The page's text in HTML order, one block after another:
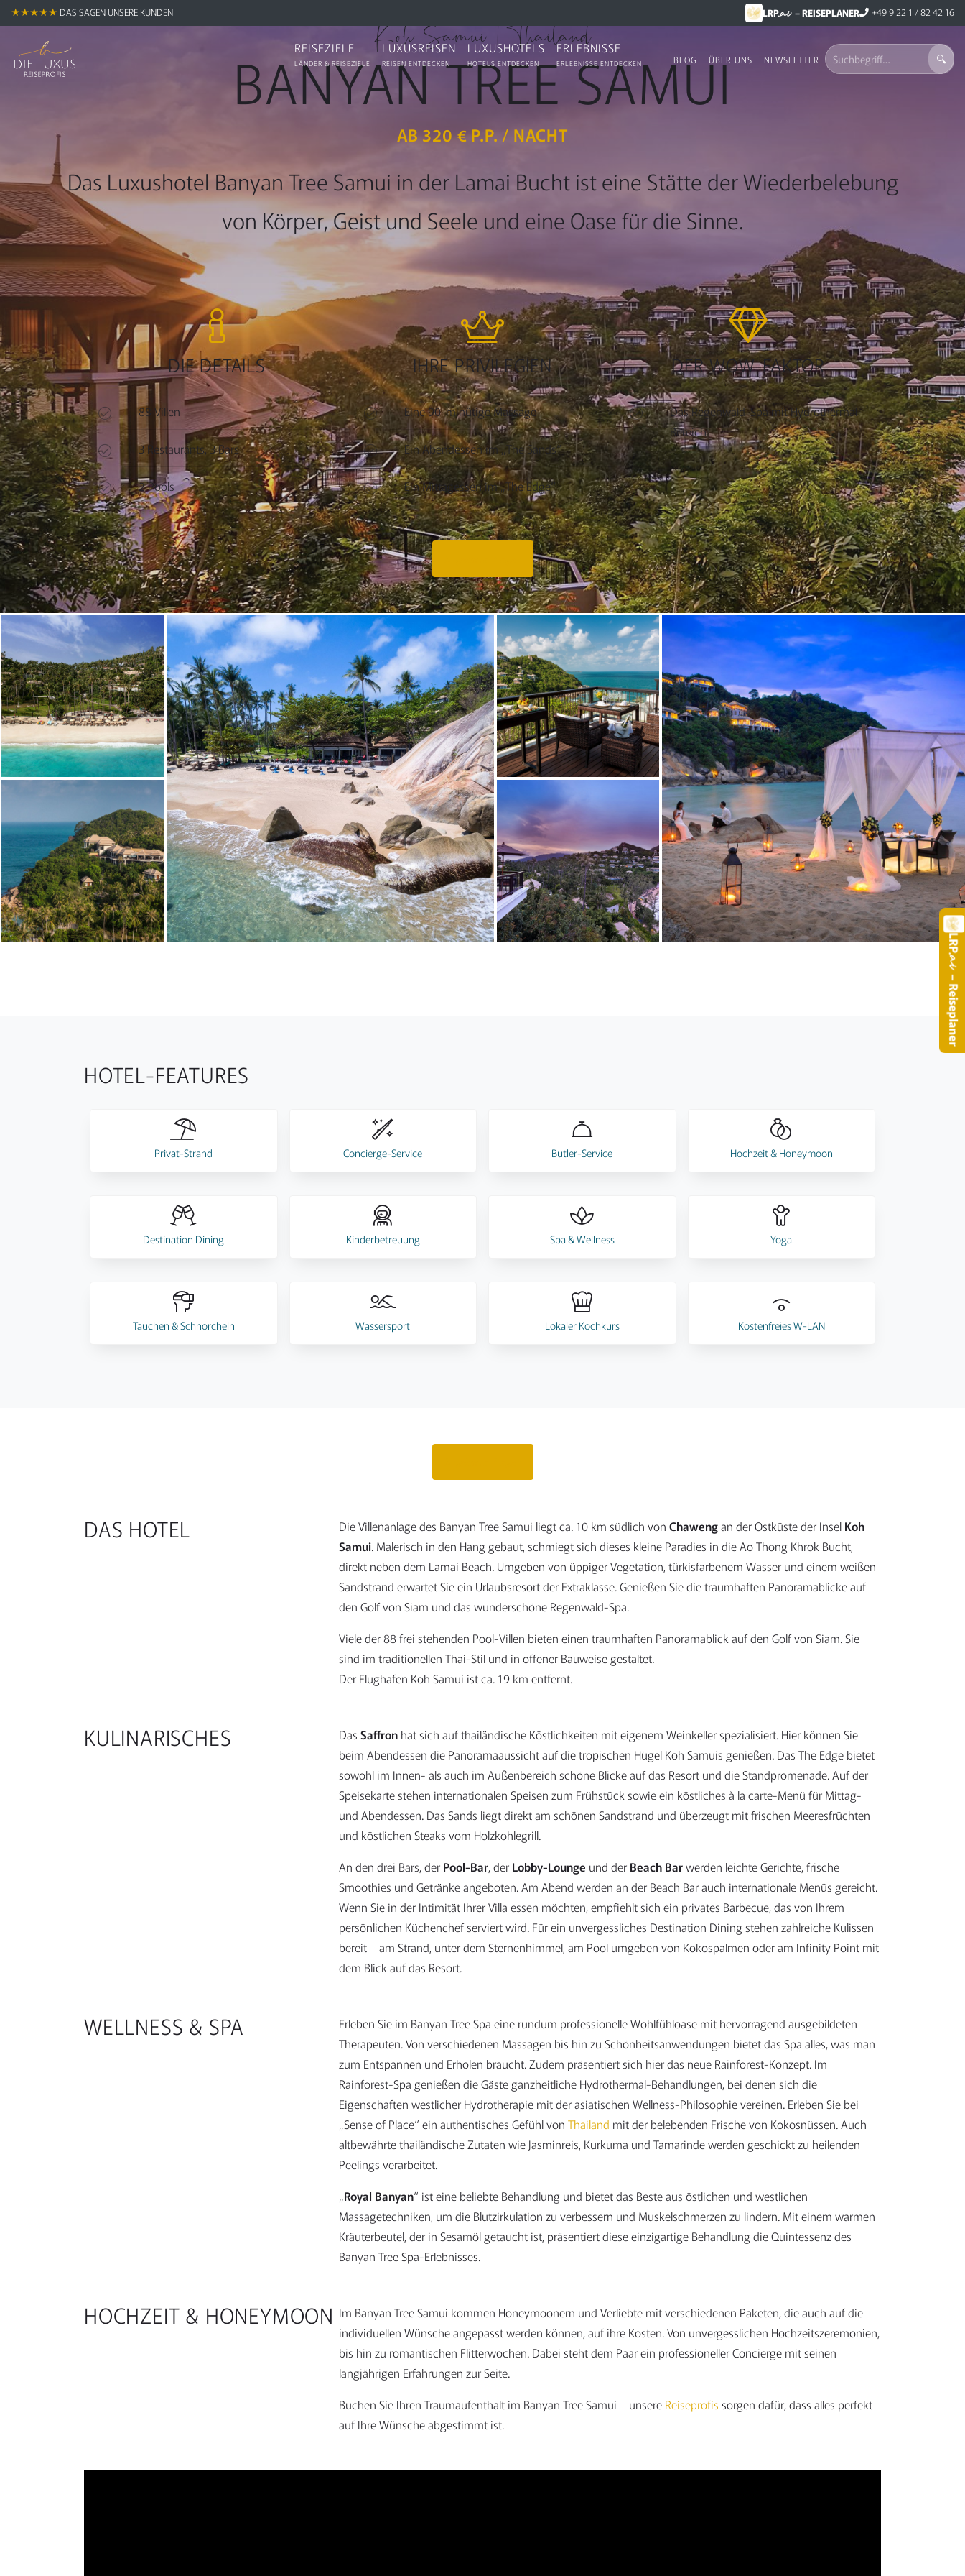
★★★★★ DAS SAGEN UNSERE KUNDEN LRP.ai – REISEPLANER +49 9 22 1 / 82 42 16
REISEZIELE
LÄNDER & REISEZIELE
LUXUSREISEN
REISEN ENTDECKEN
LUXUSHOTELS
HOTELS ENTDECKEN
ERLEBNISSE
ERLEBNISSE ENTDECKEN BLOG ÜBER UNS NEWSLETTER
LRP
– Reiseplaner
Koh Samui | Thailand
BANYAN TREE SAMUI
AB 320 € P.P. / NACHT
Das Luxushotel Banyan Tree Samui in der Lamai Bucht ist eine Stätte der Wiederbelebung
von Körper, Geist und Seele und eine Oase für die Sinne.
DIE DETAILS
88 Villen
3 Restaurants, 3 Bars
2 Pools
IHRE PRIVILEGIEN
Eine 90-minütige Massage
Ein Abendessen im „The Sands“
Ein Mittagessen im „The Edge“
DER WOW-FAKTOR
Das Regenwald-Spa mit Hydrothermal-
Bereich
HOTEL-FEATURES
Privat-Strand Concierge-Service Butler-Service Hochzeit & Honeymoon
Destination Dining Kinderbetreuung Spa & Wellness Yoga
Tauchen & Schnorcheln Wassersport Lokaler Kochkurs Kostenfreies W-LAN
DAS HOTEL Die Villenanlage des Banyan Tree Samui liegt ca. 10 km südlich vonChawengan der Ostküste der Insel Koh
Samui. Malerisch in den Hang gebaut, schmiegt sich dieses kleine Paradies in die Ao Thong Khrok Bucht,
direkt neben dem Lamai Beach. Umgeben von üppiger Vegetation, türkisfarbenem Wasser und einem weißen
Sandstrand erwartet Sie ein Urlaubsresort der Extraklasse. Genießen Sie die traumhaften Panoramablicke auf
den Golf von Siam und das wunderschöne Regenwald-Spa.
Viele der 88 frei stehenden Pool-Villen bieten einen traumhaften Panoramablick auf den Golf von Siam. Sie
sind im traditionellen Thai-Stil und in offener Bauweise gestaltet.
Der Flughafen Koh Samui ist ca. 19 km entfernt.
KULINARISCHES DasSaffron hat sich auf thailändische Köstlichkeiten mit eigenem Weinkeller spezialisiert. Hier können Sie
beim Abendessen die Panoramaaussicht auf die tropischen Hügel Koh Samuis genießen. Das The Edge bietet
sowohl im Innen- als auch im Außenbereich schöne Blicke auf das Resort und die Standpromenade. Auf der
Speisekarte stehen internationalen Speisen zum Frühstück sowie ein köstliches à la carte-Menü für Mittag-
und Abendessen. Das Sands liegt direkt am schönen Sandstrand und überzeugt mit frischen Meeresfrüchten
und köstlichen Steaks vom Holzkohlegrill.
An den drei Bars, der Pool-Bar, der Lobby-Lounge und der Beach Barwerden leichte Gerichte, frische
Smoothies und Getränke angeboten. Am Abend werden an der Beach Bar auch internationale Menüs gereicht.
Wenn Sie in der Intimität Ihrer Villa essen möchten, empfiehlt sich ein privates Barbecue, das von Ihrem
persönlichen Küchenchef serviert wird. Für ein unvergessliches Destination Dining stehen zahlreiche Kulissen
bereit – am Strand, unter dem Sternenhimmel, am Pool umgeben von Kokospalmen oder am Infinity Point mit
dem Blick auf das Resort.
WELLNESS & SPA
Erleben Sie im Banyan Tree Spa eine rundum professionelle Wohlfühloase mit hervorragend ausgebildeten
Therapeuten. Von verschiedenen Massagen bis hin zu Schönheitsanwendungen bietet das Spa alles, was man
zum Entspannen und Erholen braucht. Zudem präsentiert sich hier das neue Rainforest-Konzept. Im
Rainforest-Spa genießen die Gäste ganzheitliche Hydrothermal-Behandlungen, bei denen sich die
Eigenschaften westlicher Hydrotherapie mit der asiatischen Wellness-Philosophie vereinen. Erleben Sie bei
„Sense of Place“ ein authentisches Gefühl vonThailand mit der belebenden Frische von Kokosnüssen. Auch
altbewährte thailändische Zutaten wie Jasminreis, Kurkuma und Tamarinde werden geschickt zu heilenden
Peelings verarbeitet.
„Royal Banyan“ ist eine beliebte Behandlung und bietet das Beste aus östlichen und westlichen
Massagetechniken, um die Blutzirkulation zu verbessern und Muskelschmerzen zu lindern. Mit einem warmen
Kräuterbeutel, der in Sesamöl getaucht ist, präsentiert diese einzigartige Behandlung die Quintessenz des
Banyan Tree Spa-Erlebnisses.
HOCHZEIT & HONEYMOON Im Banyan Tree Samui kommen Honeymoonern und Verliebte mit verschiedenen Paketen, die auch auf die
individuellen Wünsche angepasst werden können, auf ihre Kosten. Von unvergesslichen Hochzeitszeremonien,
bis hin zu romantischen Flitterwochen. Dabei steht dem Paar ein professioneller Concierge mit seinen
langjährigen Erfahrungen zur Seite.
Buchen Sie Ihren Traumaufenthalt im Banyan Tree Samui – unsere Reiseprofis sorgen dafür, dass alles perfekt
auf Ihre Wünsche abgestimmt ist.